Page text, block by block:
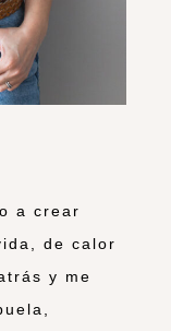
a crear
de calor
y me